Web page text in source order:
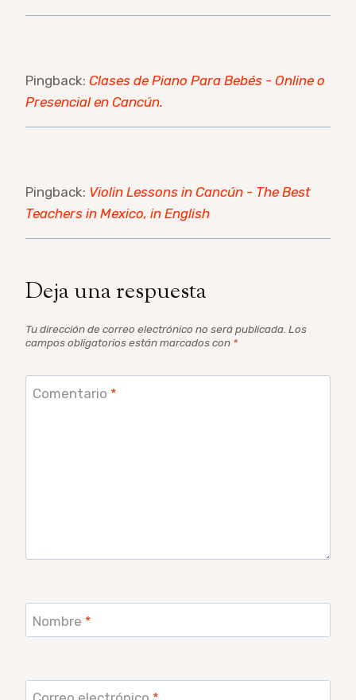
Pingback: Clases de Piano Para Bebés - Online o
Presencial en Cancún.
Pingback: Violin Lessons in Cancún - The Best
Teachers in Mexico, in English
Deja una respuesta
Tu dirección de correo electrónico no será publicada. Los
campos obligatorios están marcados con *
Comentario *
Nombre *